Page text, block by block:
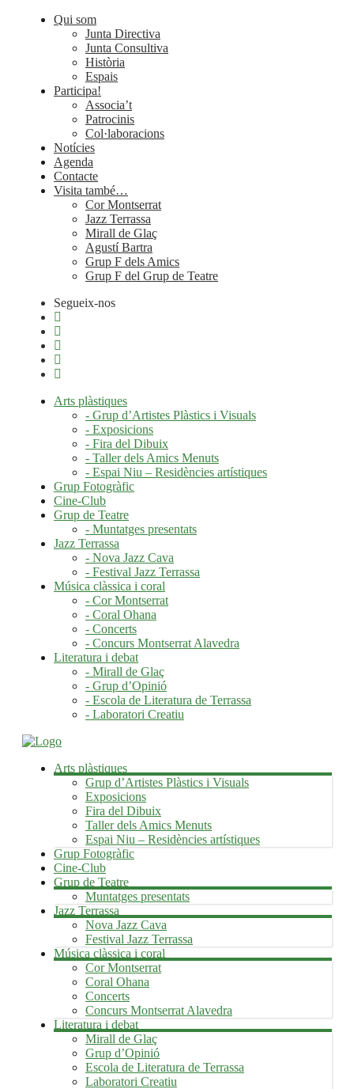
Qui som
Junta Directiva
Junta Consultiva
Història
Espais
Participa!
Associa’t
Patrocinis
Col·laboracions
Notícies
Agenda
Contacte
Visita també…
Cor Montserrat
Jazz Terrassa
Mirall de Glaç
Agustí Bartra
Grup F dels Amics
Grup F del Grup de Teatre
Segueix-nos
Arts plàstiques
- Grup d’Artistes Plàstics i Visuals
- Exposicions
- Fira del Dibuix
- Taller dels Amics Menuts
- Espai Niu – Residències artístiques
Grup Fotogràfic
Cine-Club
Grup de Teatre
- Muntatges presentats
Jazz Terrassa
- Nova Jazz Cava
- Festival Jazz Terrassa
Música clàssica i coral
- Cor Montserrat
- Coral Ohana
- Concerts
- Concurs Montserrat Alavedra
Literatura i debat
- Mirall de Glaç
- Grup d’Opinió
- Escola de Literatura de Terrassa
- Laboratori Creatiu
Arts plàstiques
Grup d’Artistes Plàstics i Visuals
Exposicions
Fira del Dibuix
Taller dels Amics Menuts
Espai Niu – Residències artístiques
Grup Fotogràfic
Cine-Club
Grup de Teatre
Muntatges presentats
Jazz Terrassa
Nova Jazz Cava
Festival Jazz Terrassa
Música clàssica i coral
Cor Montserrat
Coral Ohana
Concerts
Concurs Montserrat Alavedra
Literatura i debat
Mirall de Glaç
Grup d’Opinió
Escola de Literatura de Terrassa
Laboratori Creatiu